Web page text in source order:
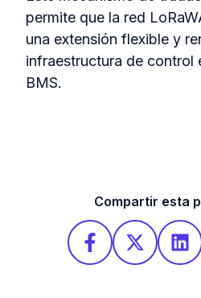
permite que la red
una extensión flexible y
infraestructura de control
BMS.
Compartir esta